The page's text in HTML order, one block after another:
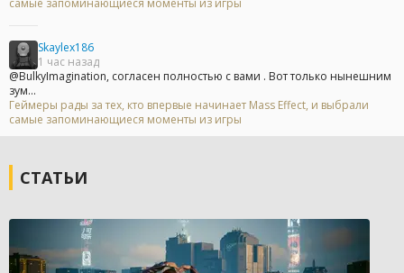
самые запоминающиеся моменты из игры
Skaylex186
1 час назад
@BulkyImagination, согласен полностью с вами . Вот только нынешним
зум...
Геймеры рады за тех, кто впервые начинает Mass Effect, и выбрали
самые запоминающиеся моменты из игры
СТАТЬИ